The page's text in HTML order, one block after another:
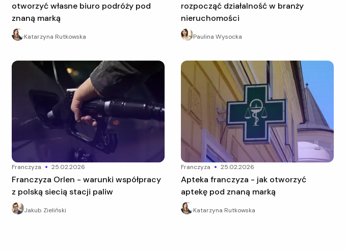
otworzyć własne biuro podróży pod
znaną marką
Katarzyna Rutkowska
rozpocząć działalność w branży
nieruchomości
Paulina Wysocka
franczyza 25.02.2026
Franczyza Orlen - warunki współpracy
z polską siecią stacji paliw
Jakub Zieliński
franczyza 25.02.2026
Apteka franczyza - jak otworzyć
aptekę pod znaną marką
Katarzyna Rutkowska